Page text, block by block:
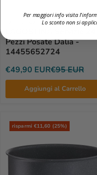
Pezzi Posate Dalia -
14455652724
€49,90 EUR€95 EUR
Aggiungi al Carrello
risparmi €11,60 (25%)
Per maggiori info visita
Lo sconto non si